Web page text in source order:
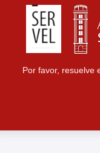
Por favor, resuelve